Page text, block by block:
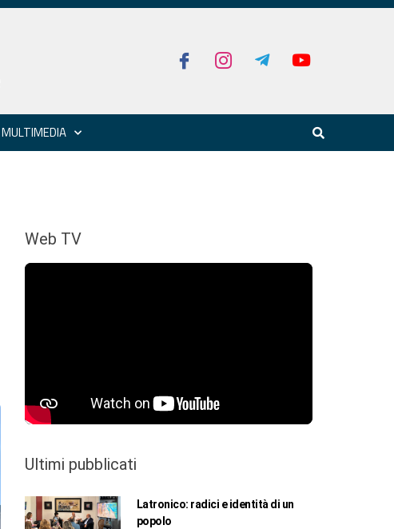
MULTIMEDIA
Web TV
Ultimi pubblicati
Latronico: radici e identità di un
popolo